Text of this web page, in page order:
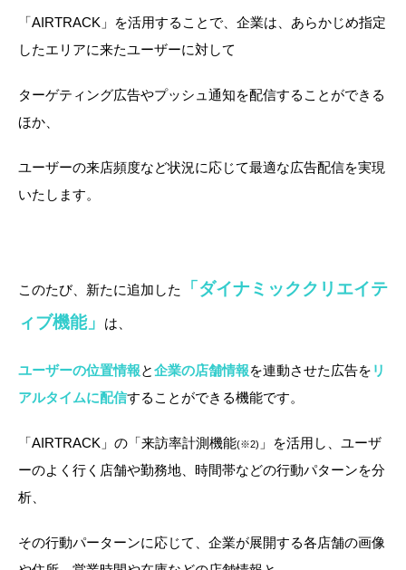
「AIRTRACK」を活用することで、企業は、あらかじめ指定
したエリアに来たユーザーに対して
ターゲティング広告やプッシュ通知を配信することができる
ほか、
ユーザーの来店頻度など状況に応じて最適な広告配信を実現
いたします。
このたび、新たに追加した
「ダイナミッククリエイテ
ィブ機能」
は、
ユーザーの位置情報と企業の店舗情報を連動させた広告を リ
アルタイムに配信することができる機能です。
「AIRTRACK」の「来訪率計測機能(※2) 」を活用し、ユーザ
ーのよく行く店舗や勤務地、時間帯などの行動パターンを分
析、
その行動パーターンに応じて、企業が展開する各店舗の画像